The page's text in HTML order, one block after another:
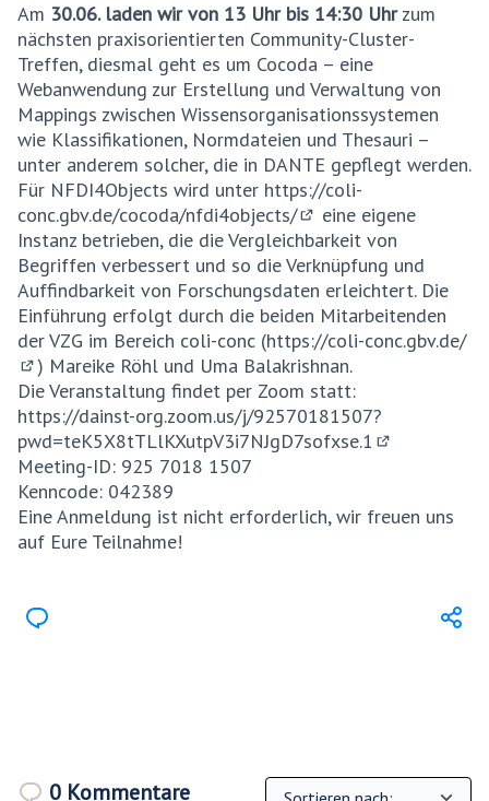
Am 30.06. laden wir von 13 Uhr bis 14:30 Uhrzum
nächsten praxisorientierten Community-Cluster-
Treffen, diesmal geht es um Cocoda – eine
Webanwendung zur Erstellung und Verwaltung von
Mappings zwischen Wissensorganisationssystemen
wie Klassifikationen, Normdateien und Thesauri –
unter anderem solcher, die in DANTE gepflegt werden.
Für NFDI4Objects wird unter https://coli-
conc.gbv.de/cocoda/nfdi4objects/
(Externer Link)
eine eigene
Instanz betrieben, die die Vergleichbarkeit von
Begriffen verbessert und so die Verknüpfung und
Auffindbarkeit von Forschungsdaten erleichtert. Die
Einführung erfolgt durch die beiden Mitarbeitenden
der VZG im Bereich coli-conc (https://coli-conc.gbv.de/
(Externer Link)
) Mareike Röhl und Uma Balakrishnan.
Die Veranstaltung findet per Zoom statt:
https://dainst-org.zoom.us/j/92570181507?
pwd=teK5X8tTLlKXutpV3i7NJgD7sofxse.1
Meeting-ID: 925 7018 1507
Kenncode: 042389
Eine Anmeldung ist nicht erforderlich, wir freuen uns
auf Eure Teilnahme!
0 Kommentare